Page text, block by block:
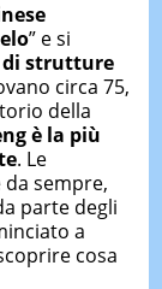
” e si
di strutture
circa 75,
della
è la più
. Le
sempre,
parte degli
a
cosa